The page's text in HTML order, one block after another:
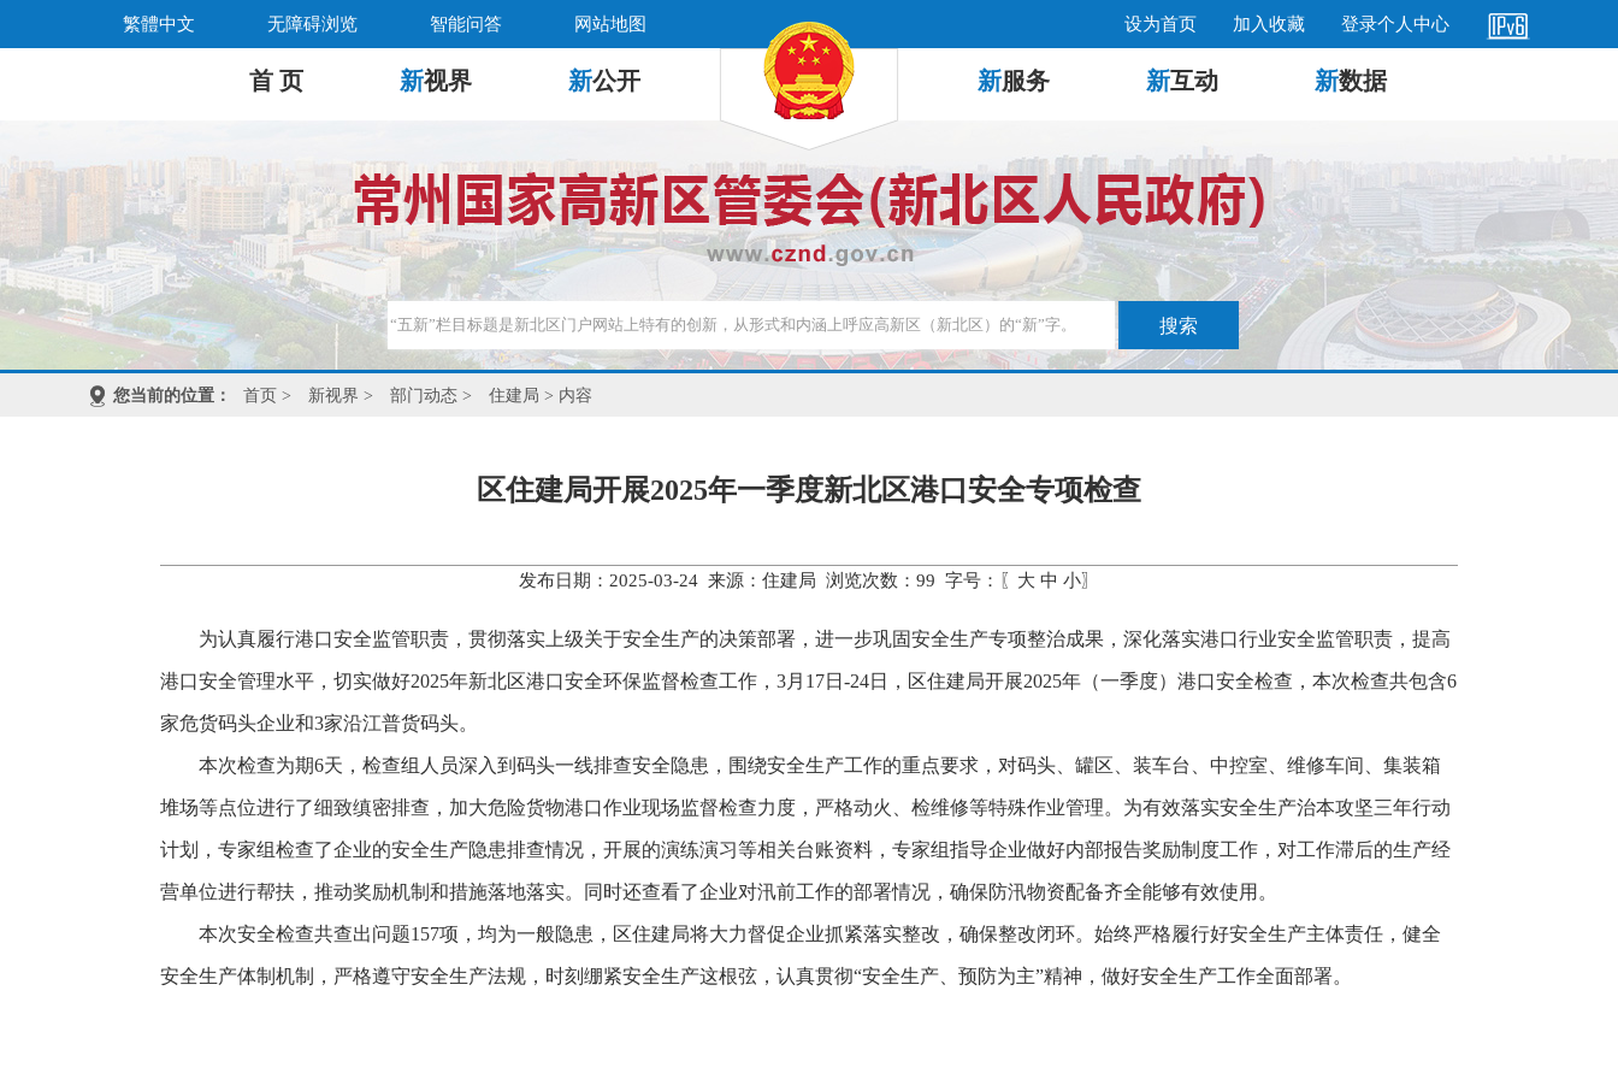
繁體中文 无障碍浏览 智能问答 网站地图 设为首页 加入收藏 登录个人中心
首 页 新视界 新公开 新服务 新互动 新数据
您当前的位置： 首页 > 新视界 > 部门动态 > 住建局 > 内容
区住建局开展2025年一季度新北区港口安全专项检查
发布日期：2025-03-24 来源：住建局 浏览次数： 99 字号：〖 大 中 小〗
为认真履行港口安全监管职责，贯彻落实上级关于安全生产的决策部署，进一步巩固安全生产专项整治成果，深化落实港口行业安全监管职责，提高
港口安全管理水平，切实做好2025年新北区港口安全环保监督检查工作， 3月17日-24日，区住建局开展2025年（一季度）港口安全检查，本次检查共包含6
家危货码头企业和3家沿江普货码头。
本次检查为期6天，检查组人员深入到码头一线排查安全隐患，围绕安全生产工作的重点要求，对码头、罐区、装车台、中控室、维修车间、集装箱
堆场等点位进行了细致缜密排查 ， 加大危险货物港口作业现场监督检查力度，严格动火、检维修等特殊作业管理。为有效落实安全生产治本攻坚三年行动
计划，专家组检查了企业的安全生产隐患排查情况，开展的演练演习等相关台账资料，专家组指导企业做好内部报告奖励制度工作，对工作滞后的生产经
营单位进行帮扶，推动奖励机制和措施落地落实。同时还查看了企业对汛前工作的部署情况，确保防汛物资配备齐全能够有效使用。
本次安全检查共查出问题157项，均为一般隐患，区住建局将大力督促企业抓紧落实整改，确保整改闭环。始终严格履行好安全生产主体责任，健全
安全生产体制机制，严格遵守安全生产法规，时刻绷紧安全生产这根弦，认真贯彻“安全生产、预防为主”精神，做好安全生产工作全面部署。